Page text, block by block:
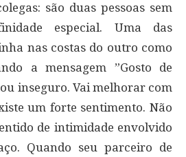
são duas pessoas sem
especial. Uma das
nas costas do outro como
a mensagem ”Gosto de
inseguro. Vai melhorar com
um forte sentimento. Não
de intimidade envolvido
Quando seu parceiro de